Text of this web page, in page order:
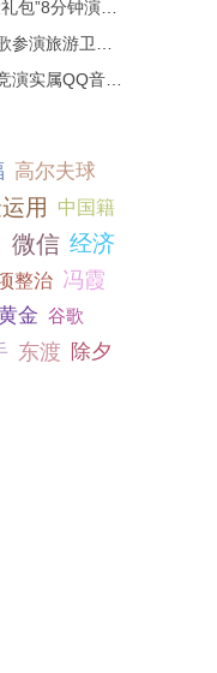
分钟演唱17首串
旅游卫视春晚
音乐官方歌单出
高尔夫球
用 中国籍
微信 经济
整治 冯霞
金 谷歌
东渡 除夕